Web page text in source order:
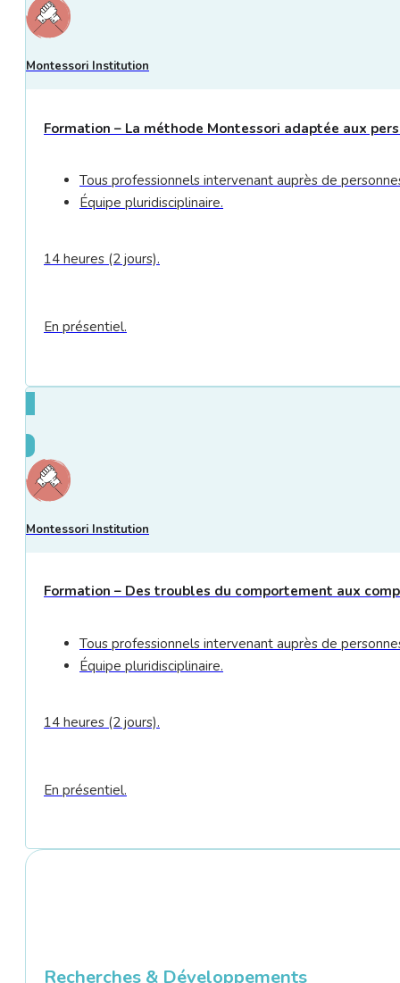
Montessori Institution
Formation – La méthode Montessori adaptée aux
Tous professionnels intervenant auprès de
Équipe pluridisciplinaire.
14 heures (2 jours).
En présentiel.
Montessori Institution
Formation – Des troubles du comportement aux
Tous professionnels intervenant auprès de
Équipe pluridisciplinaire.
14 heures (2 jours).
En présentiel.
Recherches & Développements